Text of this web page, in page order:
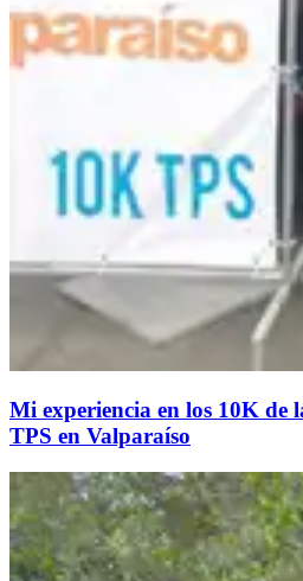
Mi experiencia en los 10K de
TPS en Valparaíso